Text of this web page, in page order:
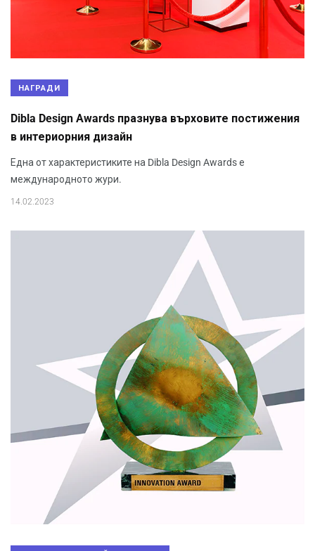
НАГРАДИ
Dibla Design Awards празнува върховите постижения
в интериорния дизайн
Една от характеристиките на Dibla Design Awards е
международното жури.
14.02.2023